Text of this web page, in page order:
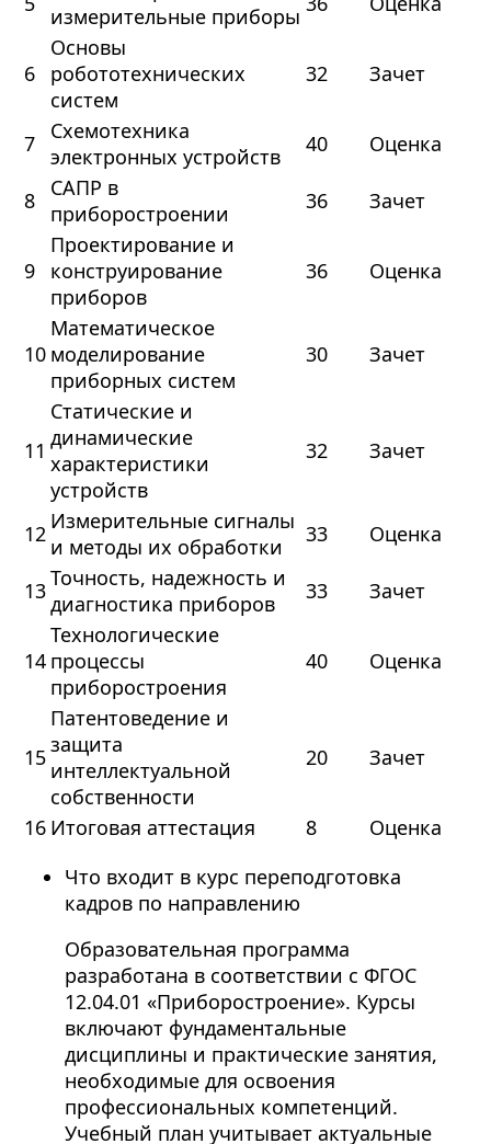
измерительные приборы
6
Основы
робототехнических
систем
32 Зачет
7
Схемотехника
электронных устройств
40 Оценка
8
САПР в
приборостроении
36 Зачет
9
Проектирование и
конструирование
приборов
36 Оценка
10
Математическое
моделирование
приборных систем
30 Зачет
11
Статические и
динамические
характеристики
устройств
32 Зачет
12 Измерительные сигналы
и методы их обработки
33 Оценка
13Точность, надежность и
диагностика приборов
33 Зачет
14
Технологические
процессы
приборостроения
40 Оценка
15
Патентоведение и
защита
интеллектуальной
собственности
20 Зачет
16 Итоговая аттестация 8
Оценка
Что входит в курс переподготовка
кадров по направлению
Образовательная программа
разработана в соответствии с ФГОС
12.04.01 «Приборостроение». Курсы
включают фундаментальные
дисциплины и практические занятия,
необходимые для освоения
профессиональных компетенций.
Учебный план учитывает актуальные